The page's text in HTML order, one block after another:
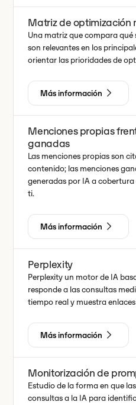
Matriz de optimización
Una matriz que compara
son relevantes en los
orientar las prioridades de
Más información
Menciones propias
ganadas
Las menciones propias son
contenido; las menciones
generadas por IA a
ti.
Más información
Perplexity
Perplexity un motor de IA
responde a las consultas
tiempo real y muestra
Más información
Monitorización de
Estudio de la forma en que
consultas a la IA para